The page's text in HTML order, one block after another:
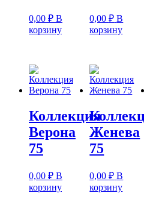
0,00 ₽ В
корзину
0,00₽ В
корзину
Коллекция
Верона
75
0,00 ₽ В
корзину
Женева
75
0,00₽ В
корзину